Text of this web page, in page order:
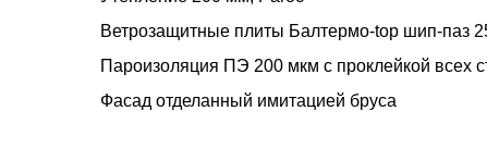
Ветрозащитные плиты Балтермо-top шип-паз
Пароизоляция ПЭ 200 мкм с проклейкой всех
Фасад отделанный имитацией бруса